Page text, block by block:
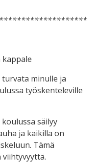
kappale
minulle ja
työskenteleville
säilyy
ja kaikilla on
Tämä